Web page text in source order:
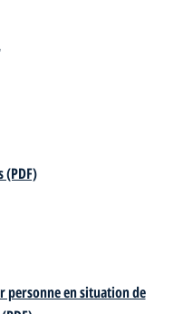
(PDF)
en situation de